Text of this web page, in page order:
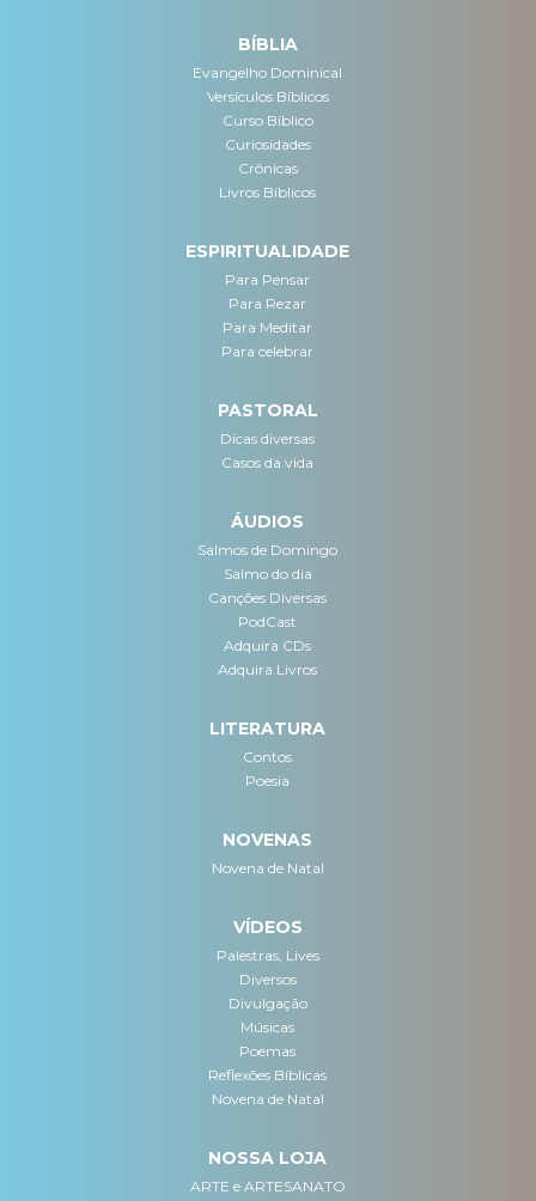
BÍBLIA
Evangelho Dominical
Versículos Bíblicos
Curso Bíblico
Curiosidades
Crônicas
Livros Bíblicos
ESPIRITUALIDADE
Para Pensar
Para Rezar
Para Meditar
Para celebrar
PASTORAL
Dicas diversas
Casos da vida
ÁUDIOS
Salmos de Domingo
Salmo do dia
Canções Diversas
PodCast
Adquira CDs
Adquira Livros
LITERATURA
Contos
Poesia
NOVENAS
Novena de Natal
VÍDEOS
Palestras, Lives
Diversos
Divulgação
Músicas
Poemas
Reflexões Bíblicas
Novena de Natal
NOSSA LOJA
ARTE e ARTESANATO